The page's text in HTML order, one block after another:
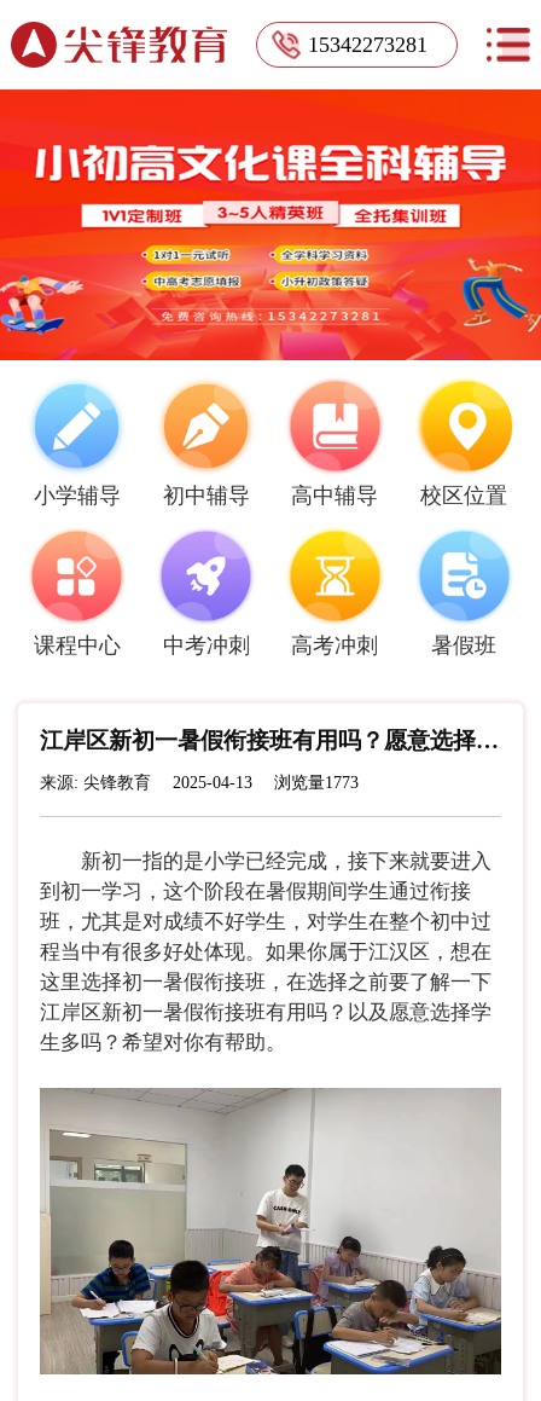
15342273281
小学辅导 初中辅导 高中辅导 校区位置
课程中心 中考冲刺 高考冲刺 暑假班
江岸区新初一暑假衔接班有用吗？愿意选择的学生多吗？
来源: 尖锋教育 2025-04-13 浏览量1773
新初一指的是小学已经完成，接下来就要进入
到初一学习，这个阶段在暑假期间学生通过衔接
班，尤其是对成绩不好学生，对学生在整个初中过
程当中有很多好处体现。如果你属于江汉区，想在
这里选择初一暑假衔接班，在选择之前要了解一下
江岸区新初一暑假衔接班有用吗？以及愿意选择学
生多吗？希望对你有帮助。